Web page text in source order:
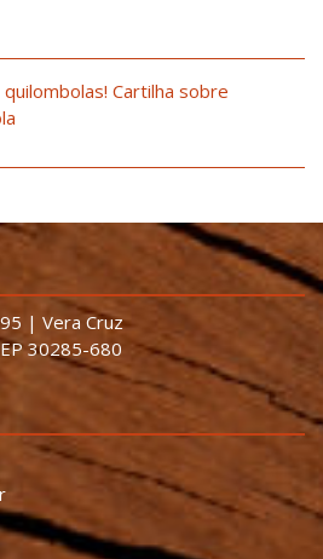
Cartilha sobre
| Vera Cruz
30285-680